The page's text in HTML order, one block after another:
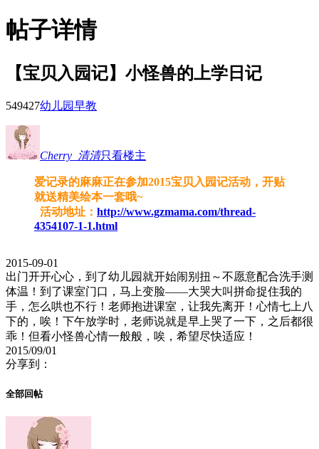
帖子详情
【宝贝入园记】小怪兽的上学日记
549427幼儿园早教
Cherry_清清只看楼主
爱记录的麻麻正在参加2015宝贝入园记活动，开贴
就送精美绘本一套哦~
活动地址： http://www.gzmama.com/thread-
4354107-1-1.html
2015-09-01
出门开开心心，到了幼儿园就开始闹别扭～不愿意配合洗手测
体温！到了课室门口，马上变脸——大哭大叫拼命捉住我的
手，怎么哄也不行！老师抱进课室，让我先离开！心情七上八
下的，唉！下午放学时，老师说就是早上哭了一下，之后都很
乖！但看小怪兽心情一般般，唉，希望尽快适应！
2015/09/01
分享到：
全部回帖